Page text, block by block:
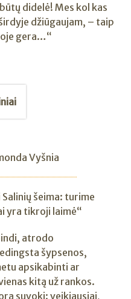
didelė! Mes kol kas
džiūgaujam, – taip
gera…“
Vyšnia
šeima: turime
yra tikroji laimė“
atrodo
šypsenos,
apsikabinti ar
kitą už rankos.
suvoki: veikiausiai,